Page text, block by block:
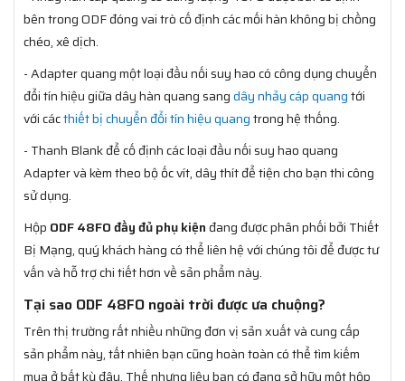
bên trong ODF đóng vai trò cố định các mối hàn không bị chồng
chéo, xê dịch.
- Adapter quang một loại đầu nối suy hao có công dụng chuyển
đổi tín hiệu giữa dây hàn quang sangdây nhảy cáp quangtới
với cácthiết bị chuyển đổi tín hiệu quangtrong hệ thống.
- Thanh Blank để cố định các loại đầu nối suy hao quang
Adapter và kèm theo bộ ốc vít, dây thít để tiện cho bạn thi công
sử dụng.
Hộp ODF 48FO đầy đủ phụ kiện đang được phân phối bởi Thiết
Bị Mạng, quý khách hàng có thể liên hệ với chúng tôi để được tư
vấn và hỗ trợ chi tiết hơn về sản phẩm này.
Tại sao ODF 48FO ngoài trời được ưa chuộng?
Trên thị trường rất nhiều những đơn vị sản xuất và cung cấp
sản phẩm này, tất nhiên bạn cũng hoàn toàn có thể tìm kiếm
mua ở bất kỳ đâu. Thế nhưng liệu bạn có đang sở hữu một hộp